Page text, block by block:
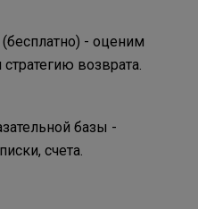
- оценим
возврата.
базы -
счета.